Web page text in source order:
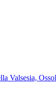
Valsesia,